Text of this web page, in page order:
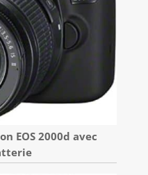
EOS 2000d avec